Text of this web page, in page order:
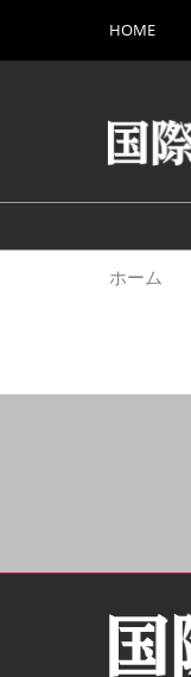
キ
し
て
to
HOME
ホーム